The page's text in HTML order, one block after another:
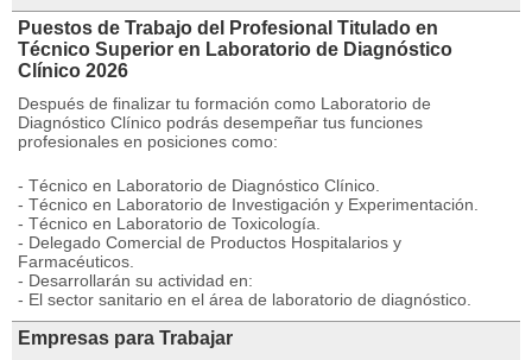
Puestos de Trabajo del Profesional Titulado en
Técnico Superior en Laboratorio de Diagnóstico
Clínico 2026
Después de finalizar tu formación como Laboratorio de
Diagnóstico Clínico podrás desempeñar tus funciones
profesionales en posiciones como:
- Técnico en Laboratorio de Diagnóstico Clínico.
- Técnico en Laboratorio de Investigación y Experimentación.
- Técnico en Laboratorio de Toxicología.
- Delegado Comercial de Productos Hospitalarios y
Farmacéuticos.
- Desarrollarán su actividad en:
- El sector sanitario en el área de laboratorio de diagnóstico.
Empresas para Trabajar